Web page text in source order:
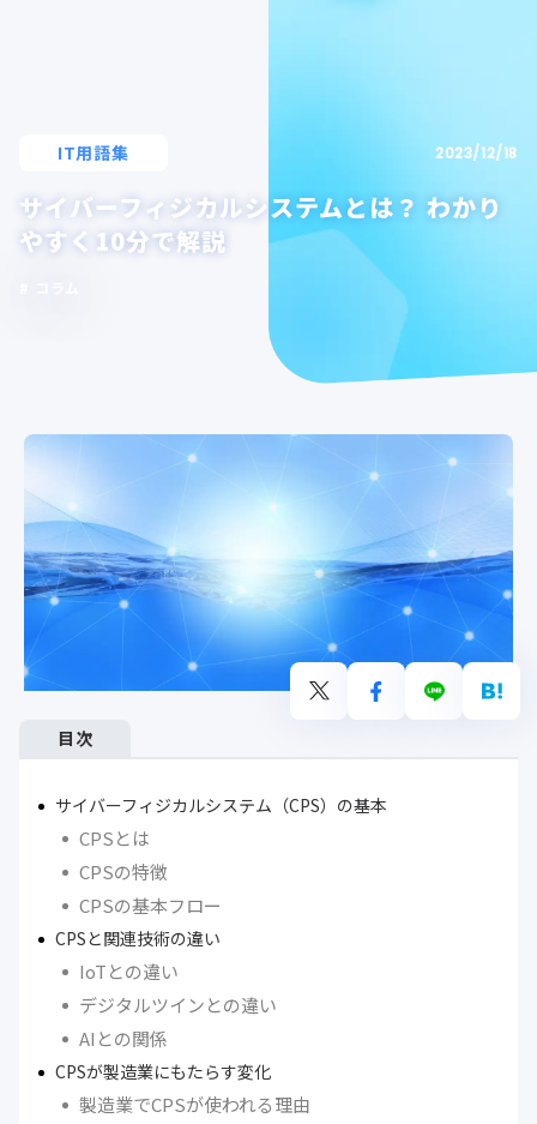
IT用語集 2023/12/18
サイバーフィジカルシステムとは？ わかり
やすく10分で解説
目次
サイバーフィジカルシステム（CPS）の基本
CPSとは
CPSの特徴
CPSの基本フロー
CPSと関連技術の違い
IoTとの違い
デジタルツインとの違い
AIとの関係
CPSが製造業にもたらす変化
製造業でCPSが使われる理由